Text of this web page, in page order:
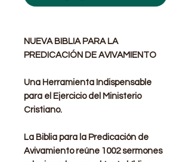
NUEVA BIBLIA PARA LA
PREDICACIÓN DE AVIVAMIENTO
Una Herramienta Indispensable
para el Ejercicio del Ministerio
Cristiano.
La Biblia para la Predicación de
Avivamiento reúne 1002 sermones